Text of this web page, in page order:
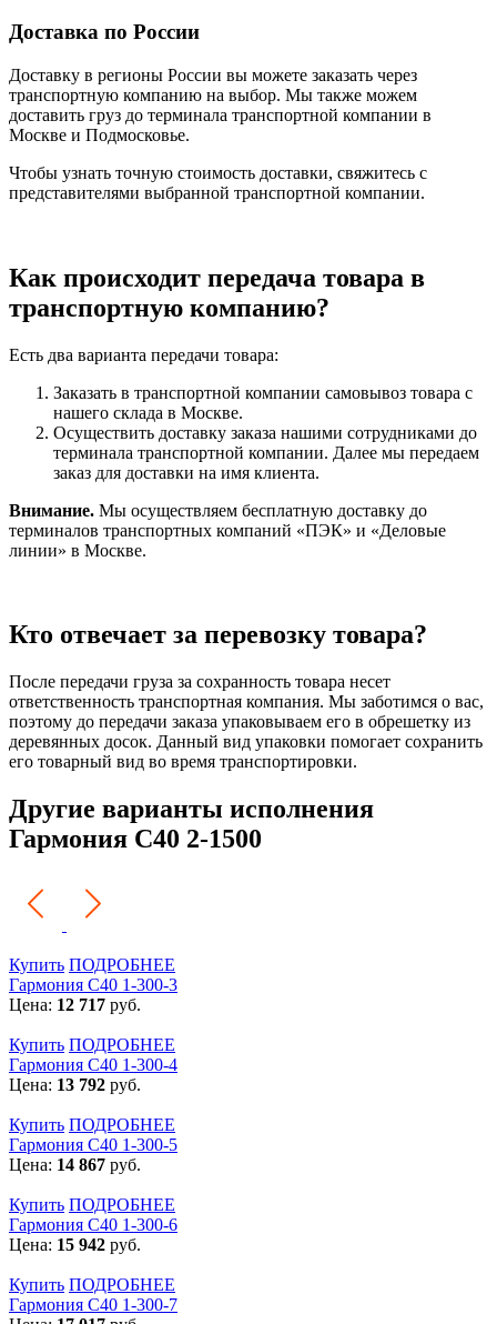
Доставка по России
Доставку в регионы России вы можете заказать через
транспортную компанию на выбор. Мы также можем
доставить груз до терминала транспортной компании в
Москве и Подмосковье.
Чтобы узнать точную стоимость доставки, свяжитесь с
представителями выбранной транспортной компании.
Как происходит передача товара в
транспортную компанию?
Есть два варианта передачи товара:
Заказать в транспортной компании самовывоз товара с
нашего склада в Москве.
Осуществить доставку заказа нашими сотрудниками до
терминала транспортной компании. Далее мы передаем
заказ для доставки на имя клиента.
Внимание. Мы осуществляем бесплатную доставку до
терминалов транспортных компаний «ПЭК» и «Деловые
линии» в Москве.
Кто отвечает за перевозку товара?
После передачи груза за сохранность товара несет
ответственность транспортная компания. Мы заботимся о вас,
поэтому до передачи заказа упаковываем его в обрешетку из
деревянных досок. Данный вид упаковки помогает сохранить
его товарный вид во время транспортировки.
Другие варианты исполнения
Гармония С40 2-1500
Купить ПОДРОБНЕЕ
Гармония С40 1-300-3
Цена: 12 717 руб.
Купить ПОДРОБНЕЕ
Гармония С40 1-300-4
Цена: 13 792 руб.
Купить ПОДРОБНЕЕ
Гармония С40 1-300-5
Цена: 14 867 руб.
Купить ПОДРОБНЕЕ
Гармония С40 1-300-6
Цена: 15 942 руб.
Купить ПОДРОБНЕЕ
Гармония С40 1-300-7